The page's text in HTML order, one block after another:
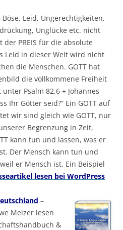
Leid, Ungerechtigkeiten,
Unglücke etc. nicht
der PREIS für die absolute
Leid in dieser Welt wird nicht
die Menschen. GOTT hat
die vollkommene Freiheit
Psalm 82,6 + Johannes
Ihr Götter seid?“ Ein GOTT auf
wir sind gleich wie GOTT, nur
Begrenzung in Zeit,
kann tun und lassen, was er
Der Mensch kann tun und
er Mensch ist. Ein Beispiel
lesen bei WordPress
–
Melzer lesen
&